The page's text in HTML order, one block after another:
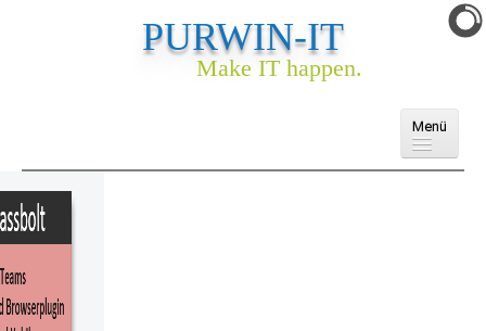
PURWIN-IT
Make IT happen.
Menü
Domains
E-Mail